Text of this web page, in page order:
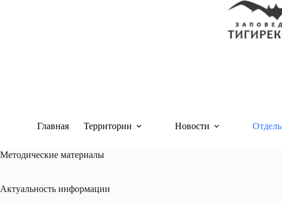
Главная Территории Новости
Методические материалы
Актуальность информации